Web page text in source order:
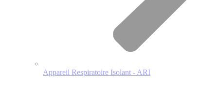
Appareil Respiratoire Isolant - ARI